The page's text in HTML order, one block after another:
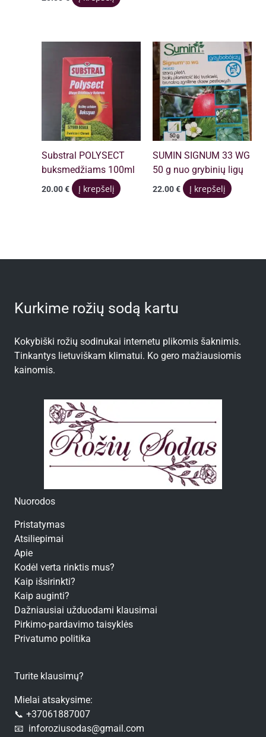
Substral POLYSECT
buksmedžiams 100ml
20.00€ Į krepšelį
SUMIN SIGNUM 33 WG
50 g nuo grybinių ligų
22.00€ Į krepšelį
Kurkime rožių sodą kartu
Kokybiški rožių sodinukai internetu plikomis šaknimis.
Tinkantys lietuviškam klimatui. Ko gero mažiausiomis
kainomis.
Nuorodos
Pristatymas
Atsiliepimai
Apie
Kodėl verta rinktis mus?
Kaip išsirinkti?
Kaip auginti?
Dažniausiai užduodami klausimai
Pirkimo-pardavimo taisyklės
Privatumo politika
Turite klausimų?
Mielai atsakysime:
📞 +37061887007
📧 inforoziusodas@gmail.com